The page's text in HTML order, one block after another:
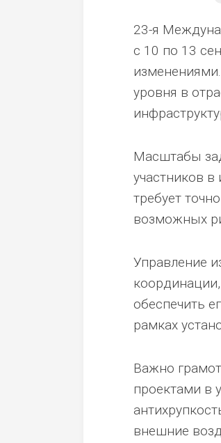
23-я
с 10 по 13
уровня в
Масштабы
участников в
требует
возможных
Управление
обеспечить
рамках
Важно
проектами в
внешние